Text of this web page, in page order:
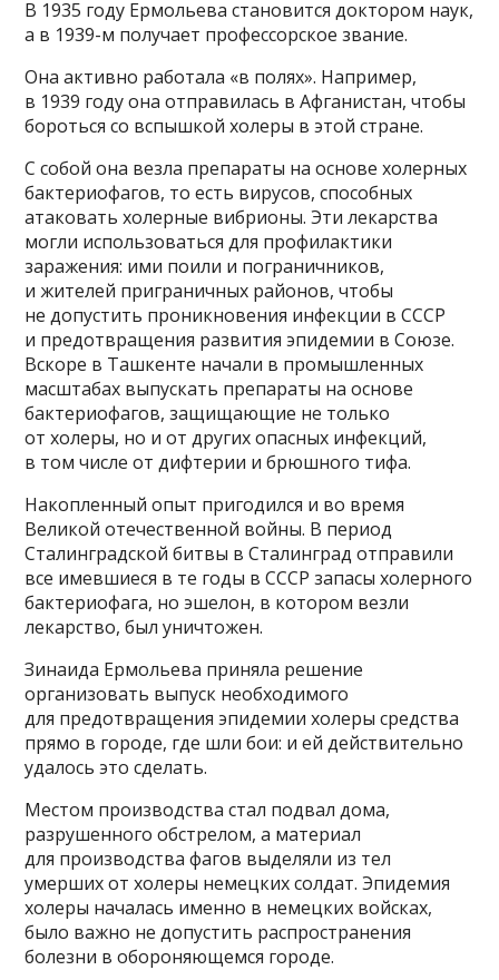
В 1935 году Ермольева становится доктором наук,
а в 1939-м получает профессорское звание.
Она активно работала «в полях». Например,
в 1939 году она отправилась в Афганистан, чтобы
бороться со вспышкой холеры в этой стране.
С собой она везла препараты на основе холерных
бактериофагов, то есть вирусов, способных
атаковать холерные вибрионы. Эти лекарства
могли использоваться для профилактики
заражения: ими поили и пограничников,
и жителей приграничных районов, чтобы
не допустить проникновения инфекции в СССР
и предотвращения развития эпидемии в Союзе.
Вскоре в Ташкенте начали в промышленных
масштабах выпускать препараты на основе
бактериофагов, защищающие не только
от холеры, но и от других опасных инфекций,
в том числе от дифтерии и брюшного тифа.
Накопленный опыт пригодился и во время
Великой отечественной войны. В период
Сталинградской битвы в Сталинград отправили
все имевшиеся в те годы в СССР запасы холерного
бактериофага, но эшелон, в котором везли
лекарство, был уничтожен.
Зинаида Ермольева приняла решение
организовать выпуск необходимого
для предотвращения эпидемии холеры средства
прямо в городе, где шли бои: и ей действительно
удалось это сделать.
Местом производства стал подвал дома,
разрушенного обстрелом, а материал
для производства фагов выделяли из тел
умерших от холеры немецких солдат. Эпидемия
холеры началась именно в немецких войсках,
было важно не допустить распространения
болезни в обороняющемся городе.